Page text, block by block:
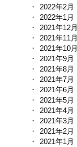
2022年2月
2022年1月
2021年12月
2021年11月
2021年10月
2021年9月
2021年8月
2021年7月
2021年6月
2021年5月
2021年4月
2021年3月
2021年2月
2021年1月